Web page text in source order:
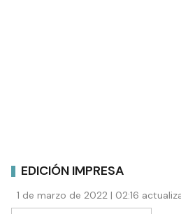
EDICIÓN IMPRESA
1 de marzo de 2022 | 02:16